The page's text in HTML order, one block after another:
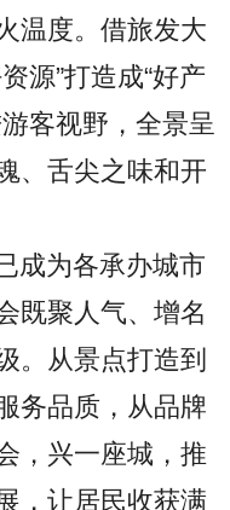
温度。借旅发大
源”打造成“好产
客视野，全景呈
、舌尖之味和开
成为各承办城市
既聚人气、增名
。从景点打造到
务品质，从品牌
，兴一座城，推
，让居民收获满